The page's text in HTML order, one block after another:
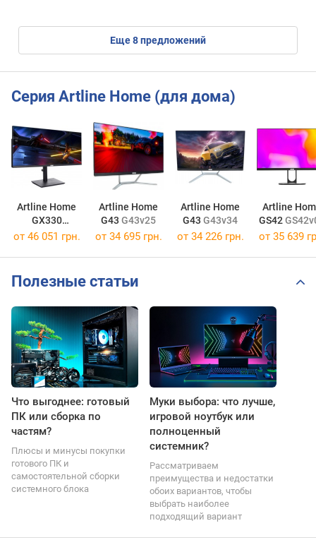
eще8предложений
Серия Artline Home (для дома)
Artline Home
GX330
GX330v18
Artline Home
G43 G43v25
Artline Home
G43 G43v34
Artline
GS42
от 46 051 грн. от 34 695 грн. от 34 226 грн. от 35 639
Полезные статьи
Что выгоднее: готовый
ПК или сборка по
частям?
Плюсы и минусы покупки
готового ПК и
самостоятельной сборки
системного блока
Муки выбора: что лучше,
игровой ноутбук или
полноценный
системник?
Рассматриваем
преимущества и недостатки
обоих вариантов, чтобы
выбрать наиболее
подходящий вариант